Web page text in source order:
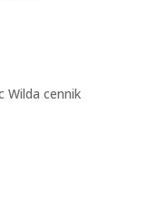
Wilda cennik